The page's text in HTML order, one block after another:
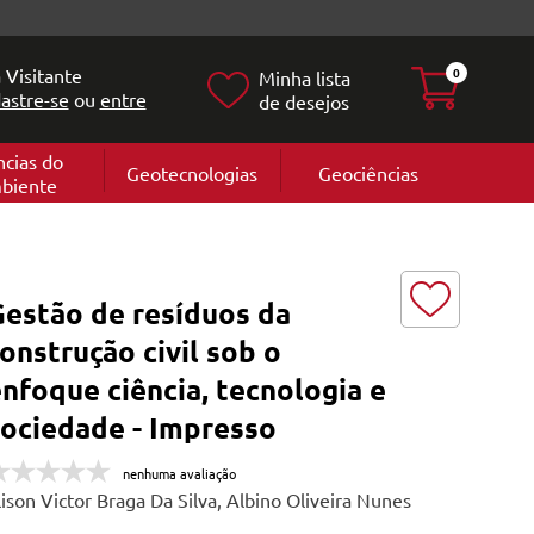
Visitante
se ou entre
Minha lista
de desejos
0
do
Geociências
Geologia
Geotecnologias
de resíduos da
civil sob o
ciência, tecnologia e
- Impresso
nenhuma avaliação
Victor Braga Da Silva, Albino Oliveira Nunes